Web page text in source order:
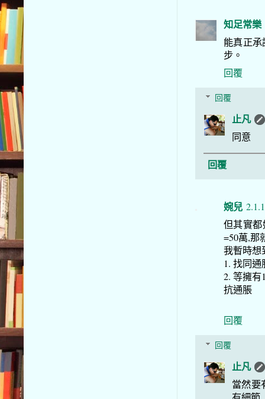
知足常樂
能真正
步。
回覆
回覆
止凡
同意
回覆
婉兒
但其實都
=50萬,那
我暫時想
1. 找同
2. 等擁
抗通脹
回覆
回覆
止凡
當然要